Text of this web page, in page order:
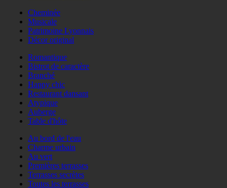
Cheminée
Musicale
Patrimoine Lyonnais
Décor original
Romantique
Bistrot de caractère
Branché
Happy chic
Restaurant dansant
Atypique
Auberge
Table d'hôte
Au bord de l'eau
Charme urbain
Au vert
Premières terrasses
Terrasses secrètes
Toutes les terrasses